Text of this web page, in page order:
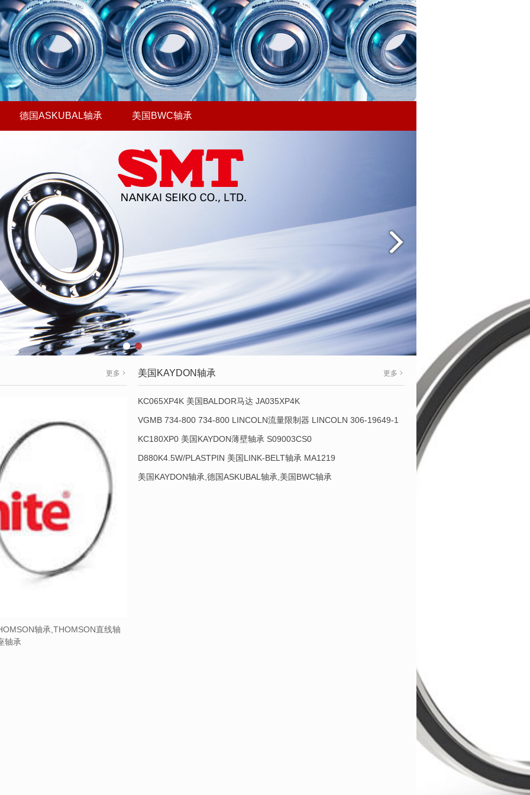
德国ASKUBAL轴承 美国BWC轴承
更多
轴承,THOMSON直线轴
轴承
美国KAYDON轴承 更多
KC065XP4K 美国BALDOR马达 JA035XP4K
VGMB 734-800 734-800 LINCOLN流量限制器 LINCOLN 306-19649-1
KC180XP0 美国KAYDON薄壁轴承 S09003CS0
D880K4.5W/PLASTPIN 美国LINK-BELT轴承 MA1219
美国KAYDON轴承,德国ASKUBAL轴承,美国BWC轴承